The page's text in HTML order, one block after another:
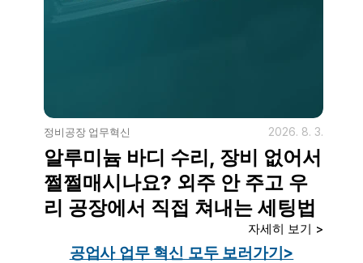
정비공장 업무혁신 2026. 8. 3.
알루미늄 바디 수리, 장비 없어서
쩔쩔매시나요? 외주 안 주고 우
리 공장에서 직접 쳐내는 세팅법
자세히 보기 >
공업사 업무 혁신 모두 보러가기>